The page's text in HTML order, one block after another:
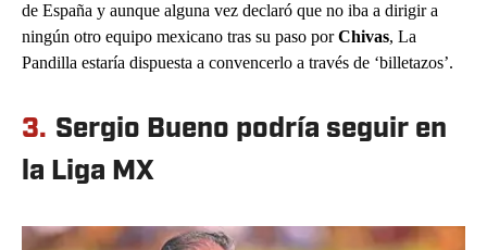
de España y aunque alguna vez declaró que no iba a dirigir a
ningún otro equipo mexicano tras su paso porChivas, La
Pandilla estaría dispuesta a convencerlo a través de ‘billetazos’.
3. Sergio Bueno podría seguir en
la Liga MX